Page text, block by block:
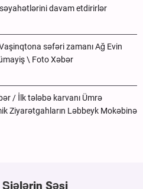
davam etdirirlər
səfəri zamanı Ağ Evin
\ Foto Xəbər
/ İlk tələbə karvanı Ümrə
Ziyarətgahların Ləbbeyk Mokəbinə
Şiələrin Səsi